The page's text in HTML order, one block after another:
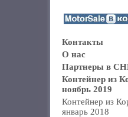
Контакты
О нас
Партнеры в
Контейнер из
ноябрь 2019
Контейнер из
январь 2018